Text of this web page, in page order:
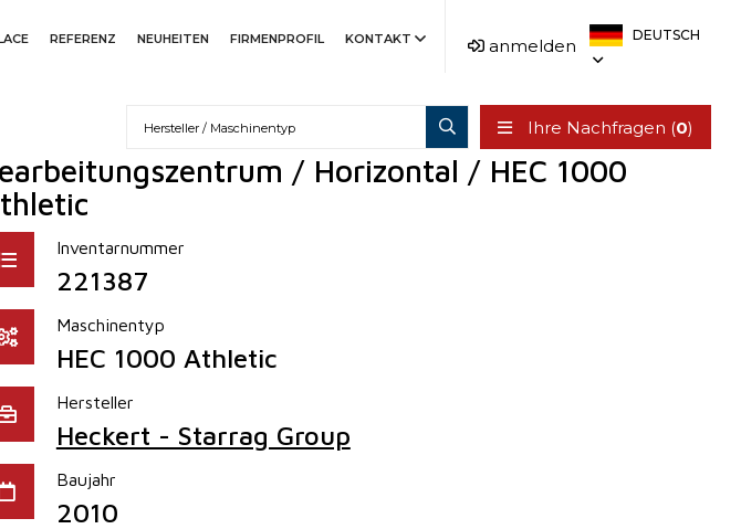
REFERENZ NEUHEITEN FIRMENPROFIL KONTAKT anmelden
DEUTSCH
Ihre Nachfragen (0)
/ Horizontal / HEC 1000
Inventarnummer
221387
Maschinentyp
HEC 1000 Athletic
Hersteller
Heckert - Starrag Group
Baujahr
2010